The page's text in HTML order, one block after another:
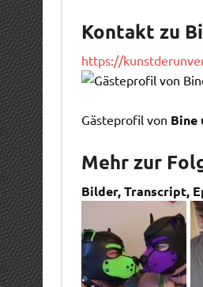
Kontakt zu
https://
Gästeprofil von Bine
Mehr zur
Bilder, Transcript,